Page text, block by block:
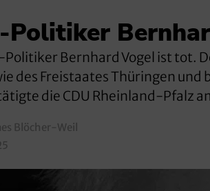
Politiker
Politiker Bernhard Vogel ist tot.
des Freistaates Thüringen
die CDU Rheinland-Pfalz
Blöcher-Weil